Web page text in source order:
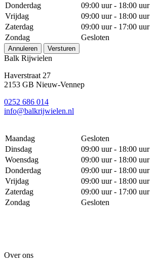
Donderdag
09:00 uur - 18:00 uur
Vrijdag
09:00 uur - 18:00 uur
Zaterdag
09:00 uur - 17:00 uur
Zondag
Gesloten
Annuleren Versturen
Balk Rijwielen
Haverstraat 27
2153 GB Nieuw-Vennep
0252 686 014
info@balkrijwielen.nl
Maandag
Gesloten
Dinsdag
09:00 uur - 18:00 uur
Woensdag
09:00 uur - 18:00 uur
Donderdag
09:00 uur - 18:00 uur
Vrijdag
09:00 uur - 18:00 uur
Zaterdag
09:00 uur - 17:00 uur
Zondag
Gesloten
Over ons